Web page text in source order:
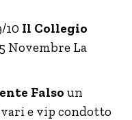
10 Il Collegio
Novembre La
Falso un
e vip condotto